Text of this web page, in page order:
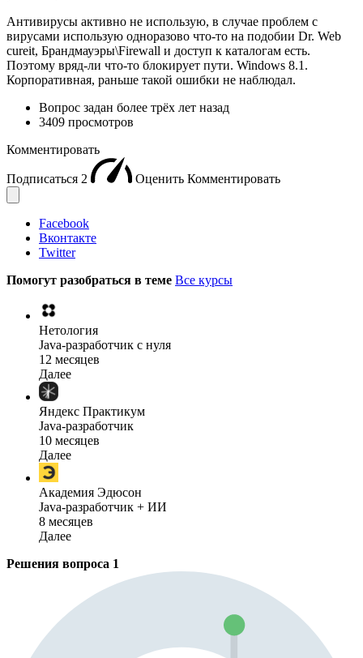
Антивирусы активно не использую, в случае проблем с
вирусами использую одноразово что-то на подобии Dr. Web
cureit, Брандмауэры\Firewall и доступ к каталогам есть.
Поэтому вряд-ли что-то блокирует пути. Windows 8.1.
Корпоративная, раньше такой ошибки не наблюдал.
Вопрос задан более трёх лет назад
3409 просмотров
Комментировать
Подписаться 2 Оценить Комментировать
Facebook
Вконтакте
Twitter
Помогут разобраться в теме Все курсы
Нетология
Java-разработчик с нуля
12 месяцев
Далее
Яндекс Практикум
Java-разработчик
10 месяцев
Далее
Академия Эдюсон
Java-разработчик + ИИ
8 месяцев
Далее
Решения вопроса 1